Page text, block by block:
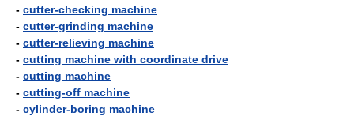
- cutter-checking machine
- cutter-grinding machine
- cutter-relieving machine
- cutting machine with coordinate drive
- cutting machine
- cutting-off machine
- cylinder-boring machine